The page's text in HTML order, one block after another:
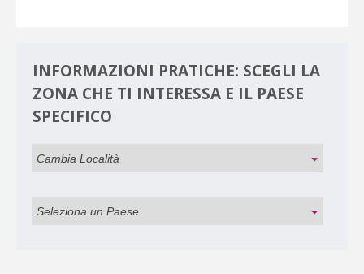
INFORMAZIONI PRATICHE: SCEGLI LA
ZONA CHE TI INTERESSA E IL PAESE
SPECIFICO